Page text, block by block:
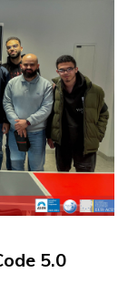
5.0